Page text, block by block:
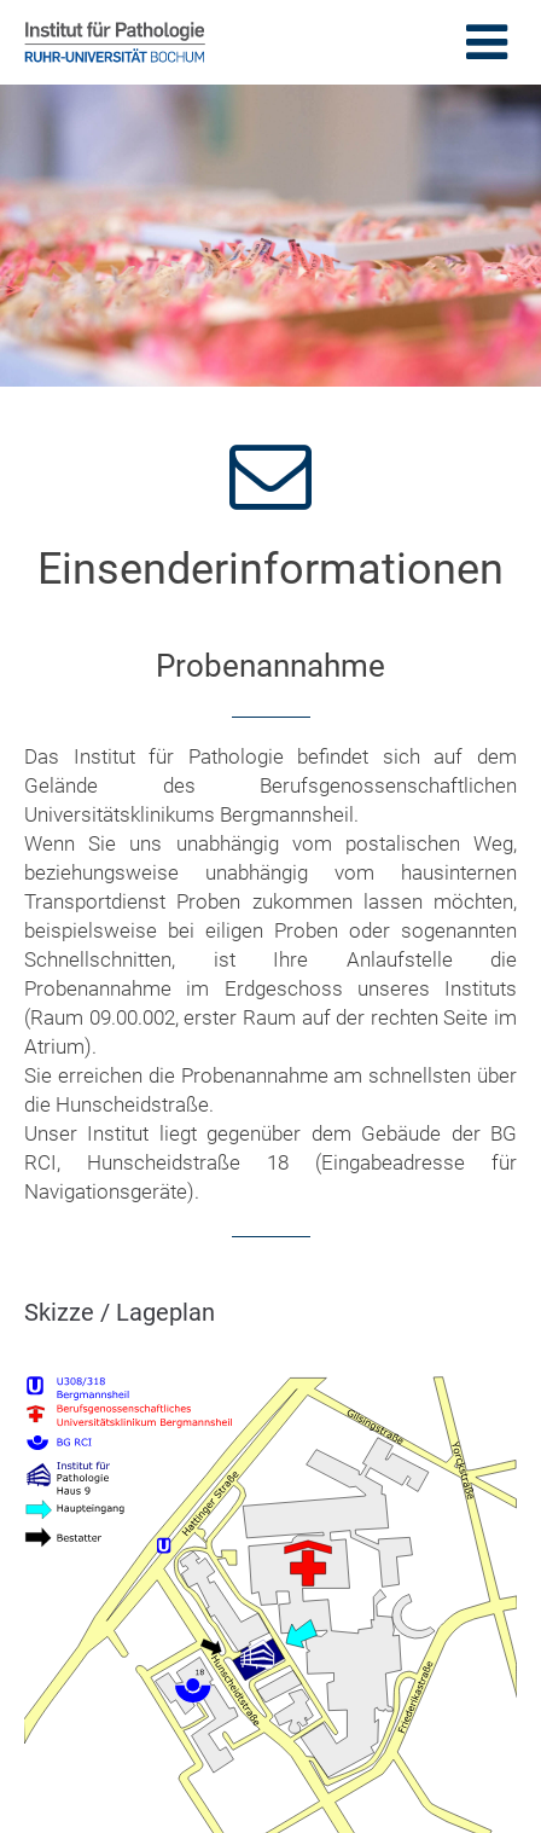
Einsenderinformationen
Probenannahme
Das Institut für Pathologie befindet sich auf dem
Gelände des Berufsgenossenschaftlichen
Universitätsklinikums Bergmannsheil.
Wenn Sie uns unabhängig vom postalischen Weg,
beziehungsweise unabhängig vom hausinternen
Transportdienst Proben zukommen lassen möchten,
beispielsweise bei eiligen Proben oder sogenannten
Schnellschnitten, ist Ihre Anlaufstelle die
Probenannahme im Erdgeschoss unseres Instituts
(Raum 09.00.002, erster Raum auf der rechten Seite im
Atrium).
Sie erreichen die Probenannahme am schnellsten über
die Hunscheidstraße.
Unser Institut liegt gegenüber dem Gebäude der BG
RCI, Hunscheidstraße 18 (Eingabeadresse für
Navigationsgeräte).
Skizze / Lageplan